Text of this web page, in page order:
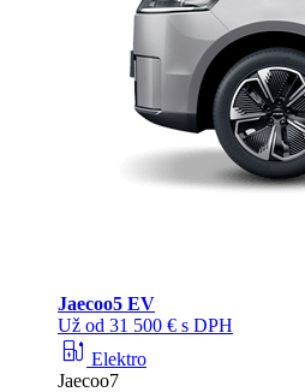
Jaecoo5 EV
Už od 31 500 € s DPH
ev_station Elektro
Jaecoo7